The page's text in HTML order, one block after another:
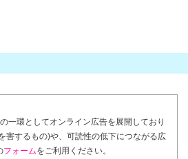
一環としてオンライン広告を展開しており
害するもの)や、可読性の低下につながる広
フォームをご利用ください。